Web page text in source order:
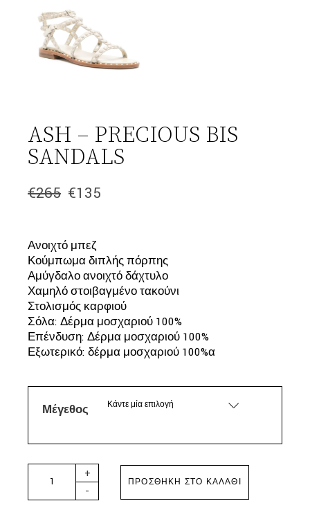
ASH – PRECIOUS BIS
SANDALS
€265
Original
€265.
€135
Η
είναι:
€135.
Ανοιχτό μπεζ
Κούμπωμα διπλής πόρπης
Αμύγδαλο ανοιχτό δάχτυλο
Χαμηλό στοιβαγμένο τακούνι
Στολισμός καρφιού
Σόλα: Δέρμα μοσχαριού 100%
Επένδυση: Δέρμα μοσχαριού 100%
Εξωτερικό: δέρμα μοσχαριού 100%α
Μέγεθος Κάντε μία επιλογή
ASH - PRECIOUS BIS SANDALS quantity
-
+
ΠΡΟΣΘΉΚΗ ΣΤΟ ΚΑΛΆΘΙ